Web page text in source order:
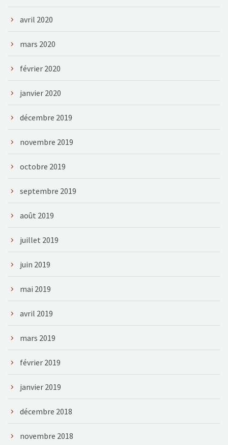
avril 2020
mars 2020
février 2020
janvier 2020
décembre 2019
novembre 2019
octobre 2019
septembre 2019
août 2019
juillet 2019
juin 2019
mai 2019
avril 2019
mars 2019
février 2019
janvier 2019
décembre 2018
novembre 2018